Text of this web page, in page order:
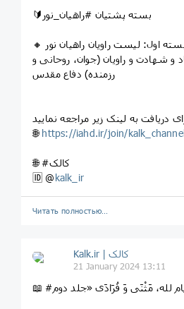
🔰بسته پشتیان #راهیان_نور
بسته اول: لیست راویان راهیان نور
و شهادت و راویان (جوان، روحانی و
رزمنده) دفاع مقدس
🌐 https://iahd.ir/join/
🌐 #کالک
‏🆔 @kalk_ir
Читать полностью…
Kalk.ir | کالک
21 January 2024 13:11